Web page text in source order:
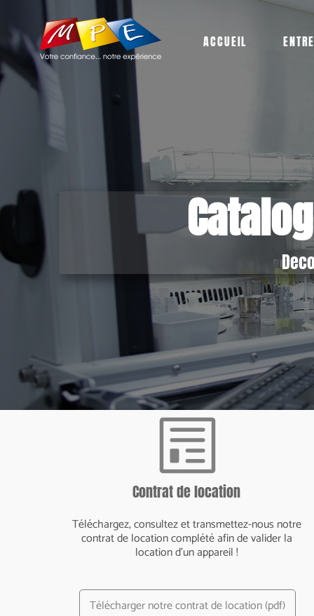
ACCUEIL
Contrat de location
Téléchargez, consultez et transmettez-nous notre
contrat de location complété afin de valider la
location d'un appareil !
Télécharger notre contrat de location (pdf)